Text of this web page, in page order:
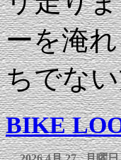
ーを淹
ちでな
BIKE